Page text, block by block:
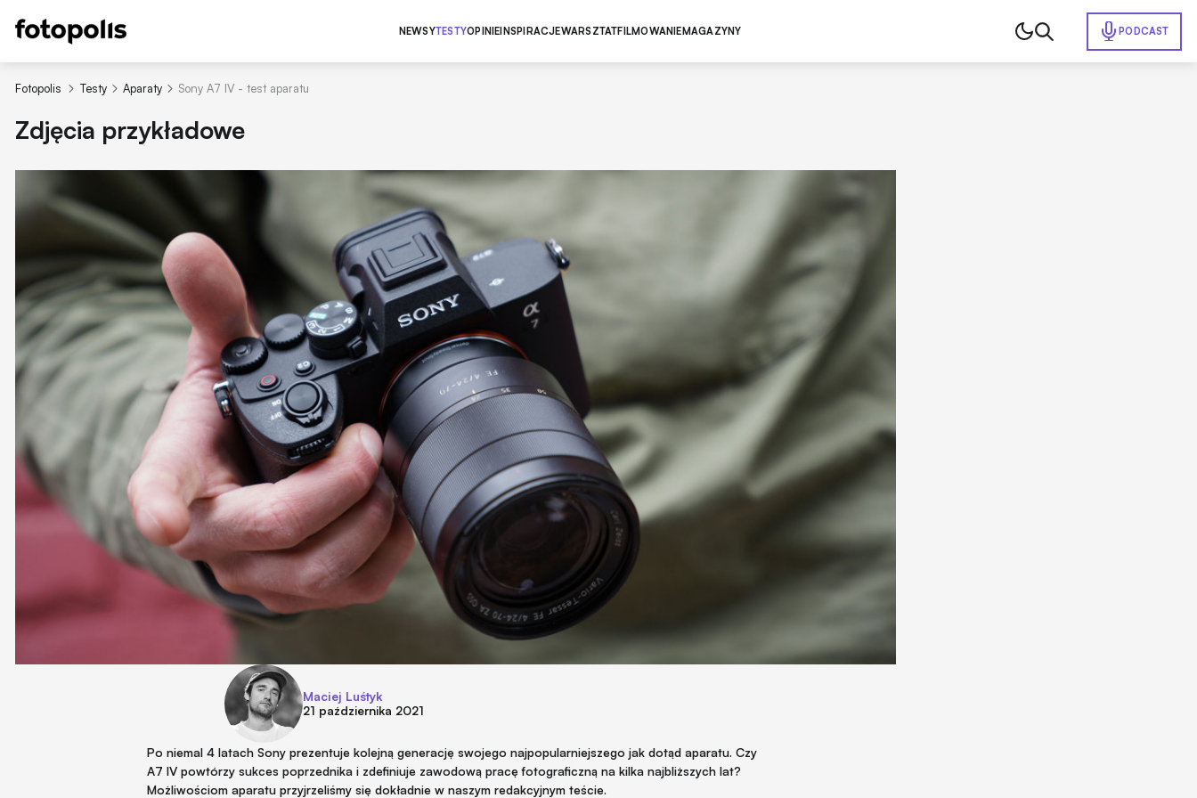
NEWSYTESTYOPINIEINSPIRACJEWARSZTATFILMOWANIEMAGAZYNY PODCAST
Fotopolis Testy Aparaty Sony A7 IV - test aparatu
Zdjęcia przykładowe
Maciej Luśtyk
21 października 2021
Po niemal 4 latach Sony prezentuje kolejną generację swojego najpopularniejszego jak dotąd aparatu. Czy
A7 IV powtórzy sukces poprzednika i zdefiniuje zawodową pracę fotograficzną na kilka najbliższych lat?
Możliwościom aparatu przyjrzeliśmy się dokładnie w naszym redakcyjnym teście.